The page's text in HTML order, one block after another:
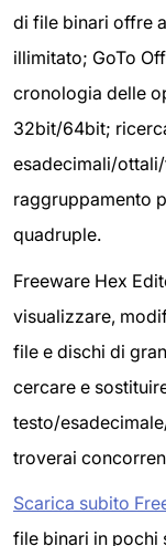
di file binari offre
illimitato; GoTo
cronologia delle
32bit/64bit;
esadecimali/
raggruppamento
quadruple.
Freeware Hex
visualizzare,
file e dischi di
cercare e
testo/
troverai
Scarica subito
file binari in pochi